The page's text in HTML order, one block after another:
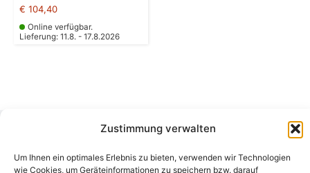
Zustimmung verwalten
Um Ihnen ein optimales Erlebnis zu bieten, verwenden wir Technologien
wie Cookies, um Geräteinformationen zu speichern bzw. darauf
€ 104,40
Online verfügbar.
Lieferung: 11.8. - 17.8.2026
Peter-Leardi-Weg 4, 8054 Graz